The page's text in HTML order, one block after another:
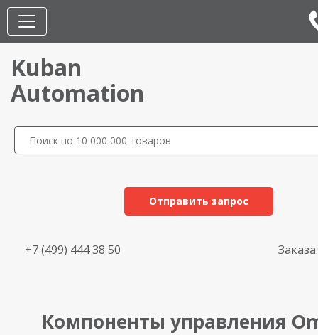
Kuban
Automation
Отправить запрос
+7 (499) 444 38 50
Компоненты управления